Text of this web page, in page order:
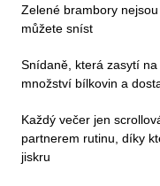
Zelené brambory
můžete sníst
Snídaně, která zasytí
množství bílkovin a
Každý večer jen
partnerem rutinu, díky
jiskru